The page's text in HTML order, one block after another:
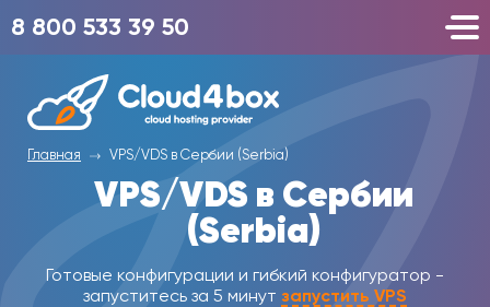
8 800 533 39 50
Главная VPS/VDS в Сербии (Serbia)
VPS/VDS в Сербии
(Serbia)
Готовые конфигурации и гибкий конфигуратор -
запуститесь за 5 минут запустить VPS